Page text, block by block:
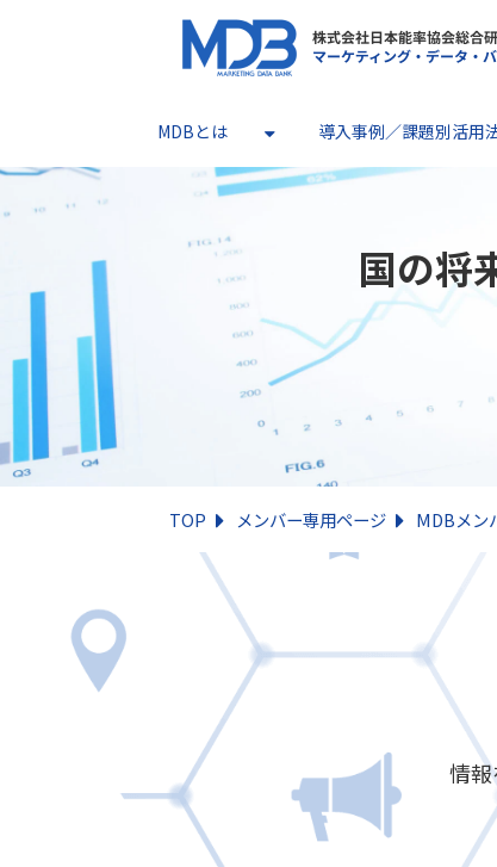
MDBとは 導入事例／課題別活用
国の将
TOP メンバー専用ページ MDBメン
情